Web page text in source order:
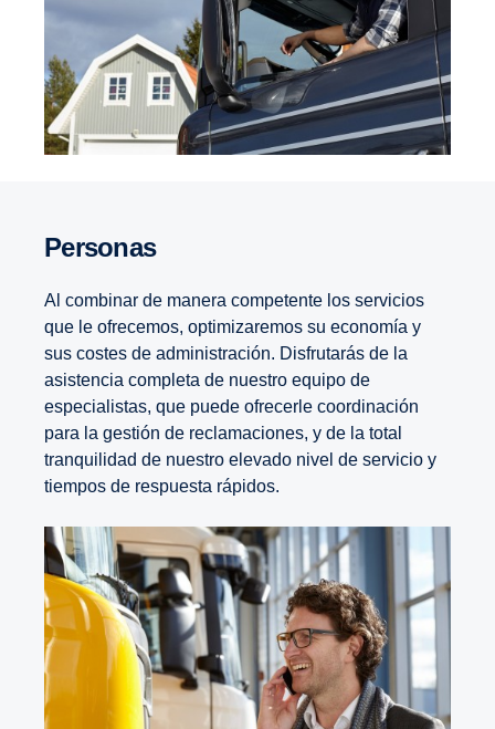
Personas
Al combinar de manera competente los servicios
que le ofrecemos, optimizaremos su economía y
sus costes de administración. Disfrutarás de la
asistencia completa de nuestro equipo de
especialistas, que puede ofrecerle coordinación
para la gestión de reclamaciones, y de la total
tranquilidad de nuestro elevado nivel de servicio y
tiempos de respuesta rápidos.